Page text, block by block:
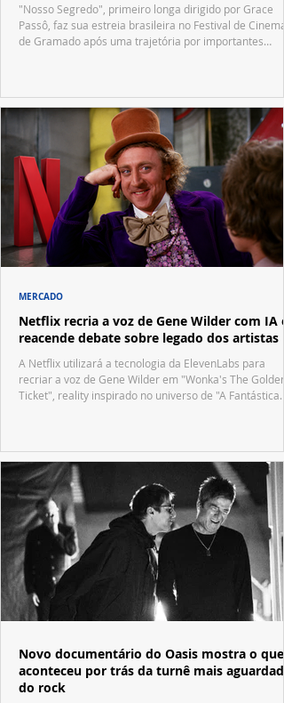
"Nosso Segredo", primeiro longa dirigido por Grace
Passô, faz sua estreia brasileira no Festival de Cinema
de Gramado após uma trajetória por importantes
Netflix recria a voz de Gene Wilder com IA e
reacende debate sobre legado dos artistas
A Netflix utilizará a tecnologia da ElevenLabs para
recriar a voz de Gene Wilder em "Wonka's The Golden
Ticket", reality inspirado no universo de "A Fantástica
MERCADO
Novo documentário do Oasis mostra o que
aconteceu por trás da turnê mais aguardada
do rock